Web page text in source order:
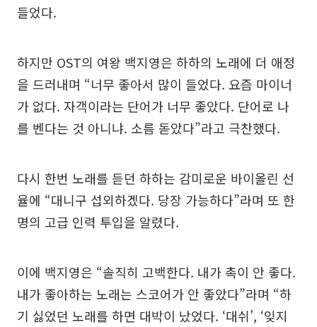
들었다.
하지만 OST의 여왕 백지영은 하하의 노래에 더 애정
을 드러내며 “너무 좋아서 많이 들었다. 요즘 마이너
가 없다. 자객이라는 단어가 너무 좋았다. 단어로 나
를 벤다는 것 아니냐. 소름 돋았다”라고 극찬했다.
다시 한번 노래를 듣던 하하는 감미로운 바이올린 선
율에 “대니구 섭외하겠다. 당장 가능하다”라며 또 한
명의 고급 인력 투입을 알렸다.
이에 백지영은 “솔직히 고백한다. 내가 촉이 안 좋다.
내가 좋아하는 노래는 스코어가 안 좋았다”라며 “하
기 싫었던 노래를 하면 대박이 났었다. ‘대쉬’, ‘잊지